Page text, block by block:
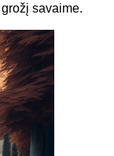
savaime.